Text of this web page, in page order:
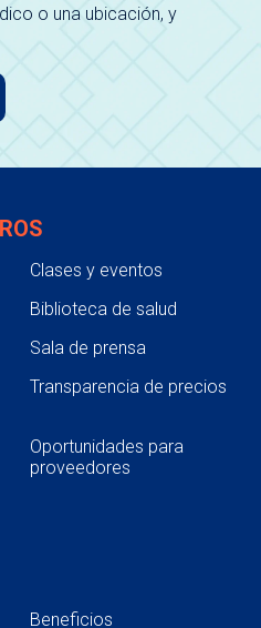
o una ubicación, y
Clases y eventos
Biblioteca de salud
Sala de prensa
Transparencia de precios
Oportunidades para
proveedores
Beneficios